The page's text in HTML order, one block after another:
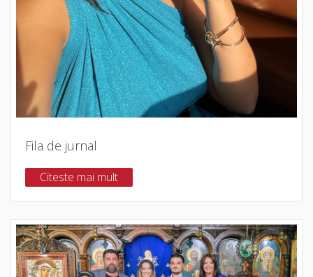
Fila de jurnal
Citeste mai mult